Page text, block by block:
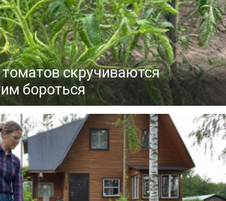
скручиваются
бороться